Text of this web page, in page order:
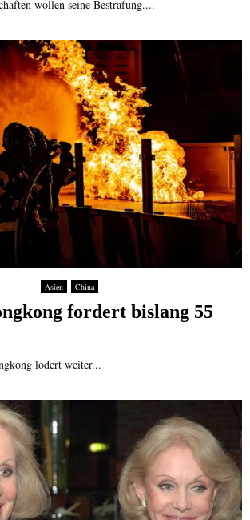
wollen seine Bestrafung....
Asien China
fordert bislang 55
lodert weiter...